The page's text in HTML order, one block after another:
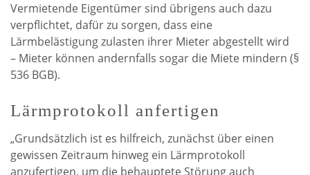
Vermietende Eigentümer sind übrigens auch dazu
verpflichtet, dafür zu sorgen, dass eine
Lärmbelästigung zulasten ihrer Mieter abgestellt wird
– Mieter können andernfalls sogar die Miete mindern (§
536 BGB).
Lärmprotokoll anfertigen
„Grundsätzlich ist es hilfreich, zunächst über einen
gewissen Zeitraum hinweg ein Lärmprotokoll
anzufertigen, um die behauptete Störung auch